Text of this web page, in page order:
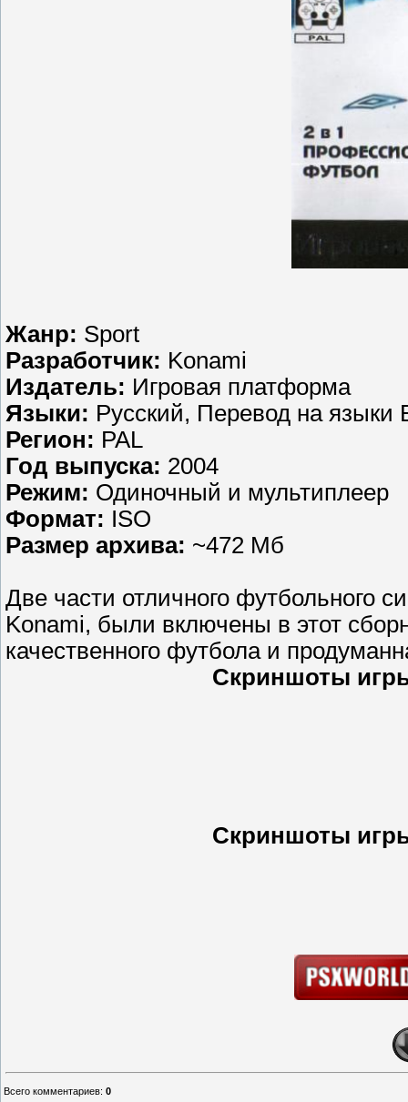
Жанр: Sport
Разработчик: Konami
Издатель: Игровая платформа
Языки: Русский, Перевод на языки
Регион: PAL
Год выпуска: 2004
Режим: Одиночный и мультиплеер
Формат: ISO
Размер архива: ~472 Мб
Две части отличного футбольного
Konami, были включены в этот
качественного футбола и
Скриншоты
Скриншоты
Всего комментариев: 0